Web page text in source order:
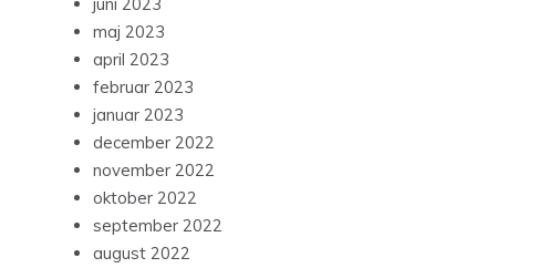
maj 2023
april 2023
februar 2023
januar 2023
december 2022
november 2022
oktober 2022
september 2022
august 2022